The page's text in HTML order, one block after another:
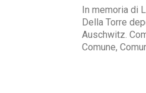
In memoria di
Della Torre
Auschwitz.
Comune,